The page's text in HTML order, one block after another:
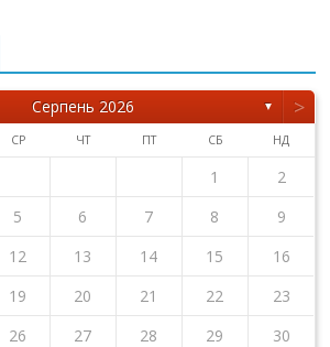
Серпень 2026 ▼ >
СР ЧТ ПТ СБ НД
1
2
5 6 7 8
9
12 13 14 15
16
19 20 21 22
23
26 27 28 29
30